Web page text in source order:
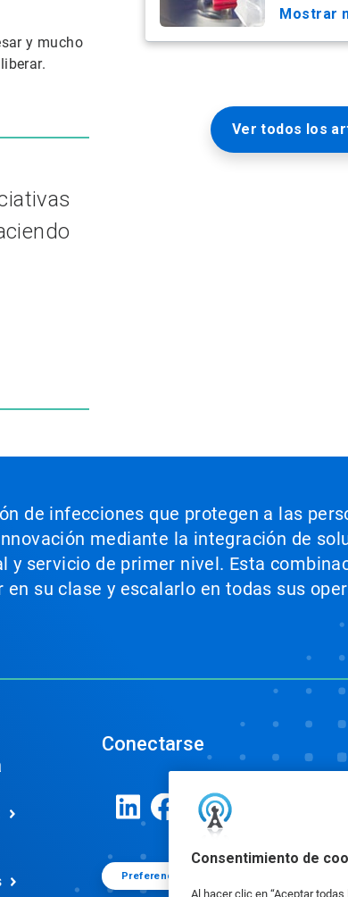
Consentimiento de
Al hacer clic en “Aceptar
y mucho
mostrar
Ver todos los
de infecciones que protegen a las
mediante la integración de
servicio de primer nivel. Esta
su clase y escalarlo en todas sus
Conectarse
Preferencias de cookies